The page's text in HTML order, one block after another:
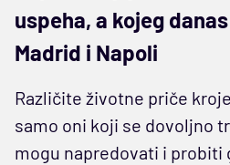
uspeha, a kojeg
Madrid i Napoli
Različite životne priče
samo oni koji se dovoljno
mogu napredovati i probiti